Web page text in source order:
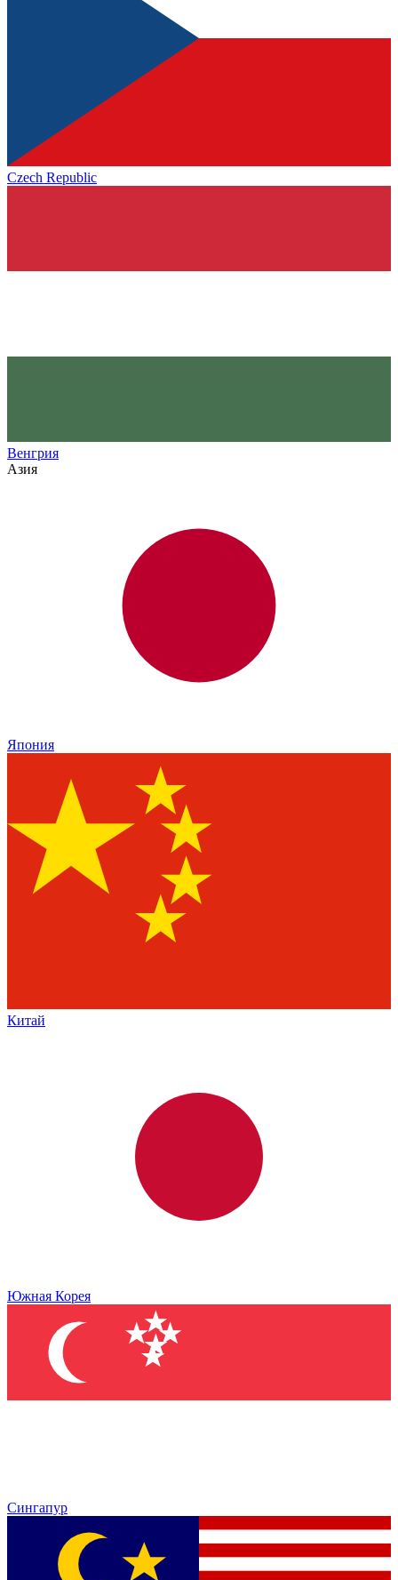
Czech Republic
Венгрия
Азия
Япония
Китай
Южная Корея
Сингапур